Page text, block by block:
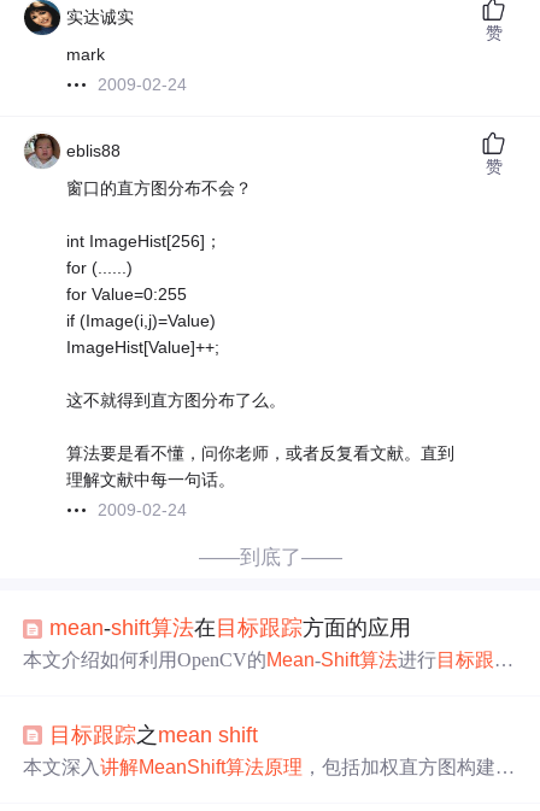
实达诚实
mark
2009-02-24
赞
eblis88
窗口的直方图分布不会？
int ImageHist[256]；
for (......)
for Value=0:255
if (Image(i,j)=Value)
ImageHist[Value]++;
这不就得到直方图分布了么。
算法要是看不懂，问你老师，或者反复看文献。直到
理解文献中每一句话。
2009-02-24
赞
——到底了——
mean-shift算法在 目标跟踪方面的应用
本文介绍如何利用OpenCV的Mean-Shift算法进行目标跟踪
现目标定位。在代码示例中，展示了从捕获的视频或图像
中选择目标并进行实时跟踪的过程。
目标跟踪之 mean shift
本文深入讲解MeanShift算法原理 ，包括加权直方图构建、